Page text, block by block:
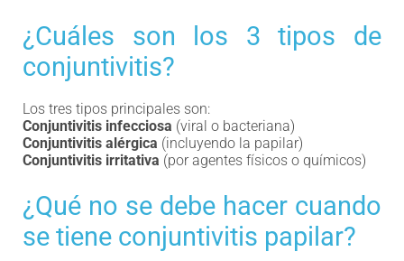
¿Cuáles son los 3 tipos de
conjuntivitis?
Los tres tipos principales son:
Conjuntivitis infecciosa (viral o bacteriana)
Conjuntivitis alérgica (incluyendo la papilar)
Conjuntivitis irritativa (por agentes físicos o químicos)
¿Qué no se debe hacer cuando
se tiene conjuntivitis papilar?